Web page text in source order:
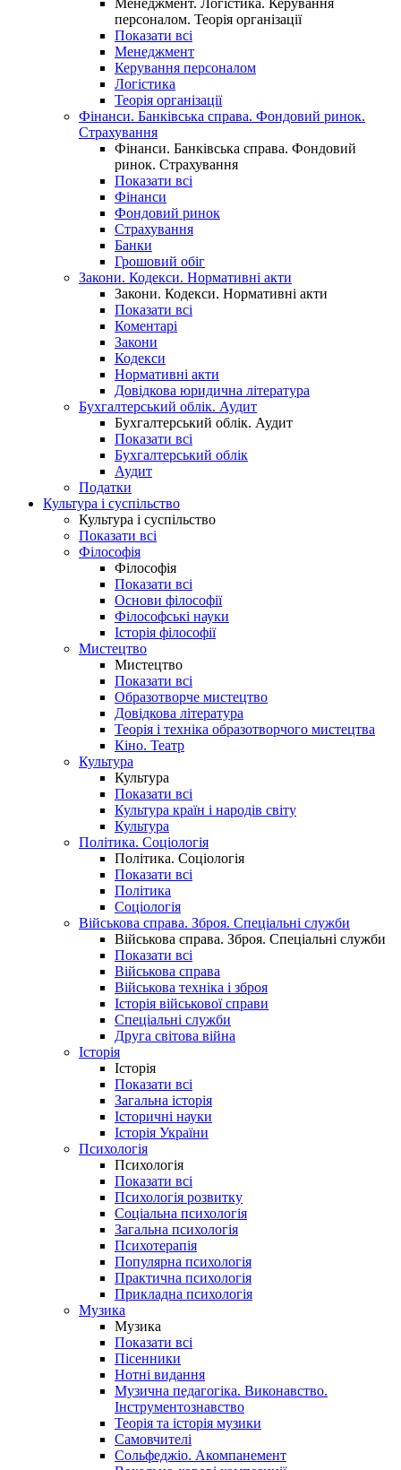
Менеджмент. Логістика. Керування
персоналом. Теорія організації
Показати всі
Менеджмент
Керування персоналом
Логістика
Теорія організації
Фінанси. Банківська справа. Фондовий ринок.
Страхування
Фінанси. Банківська справа. Фондовий
ринок. Страхування
Показати всі
Фінанси
Фондовий ринок
Страхування
Банки
Грошовий обіг
Закони. Кодекси. Нормативні акти
Закони. Кодекси. Нормативні акти
Показати всі
Коментарі
Закони
Кодекси
Нормативні акти
Довідкова юридична література
Бухгалтерський облік. Аудит
Бухгалтерський облік. Аудит
Показати всі
Бухгалтерський облік
Аудит
Податки
Культура і суспільство
Культура і суспільство
Показати всі
Філософія
Філософія
Показати всі
Основи філософії
Філософські науки
Історія філософії
Мистецтво
Мистецтво
Показати всі
Образотворче мистецтво
Довідкова література
Теорія і техніка образотворчого мистецтва
Кіно. Театр
Культура
Культура
Показати всі
Культура країн і народів світу
Культура
Політика. Соціологія
Політика. Соціологія
Показати всі
Політика
Соціологія
Військова справа. Зброя. Спеціальні служби
Військова справа. Зброя. Спеціальні служби
Показати всі
Військова справа
Військова техніка і зброя
Історія військової справи
Спеціальні служби
Друга світова війна
Історія
Історія
Показати всі
Загальна історія
Історичні науки
Історія України
Психологія
Психологія
Показати всі
Психологія розвитку
Соціальна психологія
Загальна психологія
Психотерапія
Популярна психологія
Практична психологія
Прикладна психологія
Музика
Музика
Показати всі
Пісенники
Нотні видання
Музична педагогіка. Виконавство.
Інструментознавство
Теорія та історія музики
Самовчителі
Сольфеджіо. Акомпанемент